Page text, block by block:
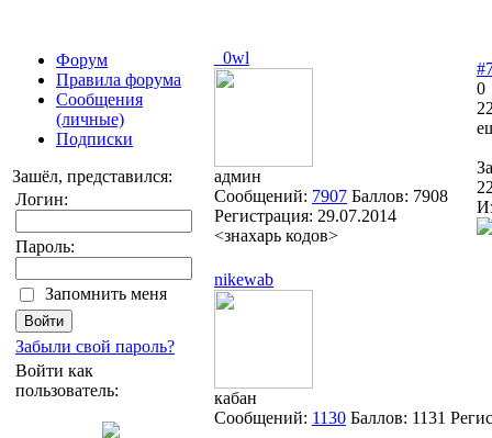
Форум
Правила форума
Сообщения
(личные)
Подписки
Зашёл, представился:
Логин:
Пароль:
Запомнить меня
Забыли свой пароль?
Войти как
пользователь:
_0wl
админ
Сообщений: 7907 Баллов: 7908
Регистрация: 29.07.2014
<знахарь кодов>
0
nikewab
кабан
Сообщений: 1130 Баллов: 1131